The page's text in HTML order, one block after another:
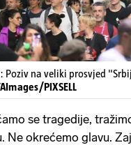
Poziv na veliki prosvjed
PIXSELL
se tragedije,
Ne okrećemo glavu.